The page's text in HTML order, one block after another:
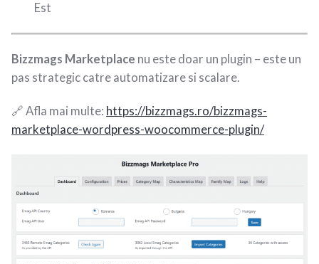
Est
Bizzmags Marketplace nu este doar un plugin – este un
pas strategic catre automatizare si scalare.
🔗 Afla mai multe: https://bizzmags.ro/bizzmags-
marketplace-wordpress-woocommerce-plugin/